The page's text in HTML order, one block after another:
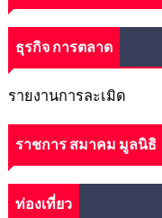
ธุรกิจ การตลาด
รายงานการละเมิด
ราชการ สมาคม มูลนิธิ
ท่องเที่ยว